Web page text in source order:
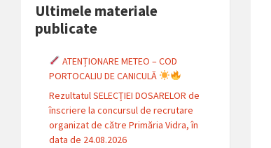
Ultimele materiale
publicate
ATENȚIONARE METEO – COD
PORTOCALIU DE CANICULĂ
Rezultatul SELECȚIEI DOSARELOR de
înscriere la concursul de recrutare
organizat de către Primăria Vidra, în
data de 24.08.2026